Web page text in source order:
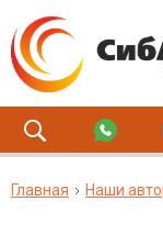
Главная Наши